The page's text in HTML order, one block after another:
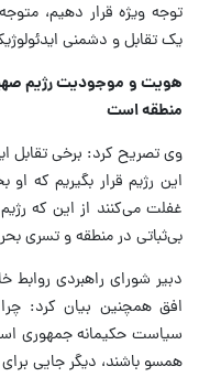
توجه ویژه قرار دهیم،
یک تقابل و دشمنی
هویت و موجودیت رژیم
منطقه است
وی تصریح کرد: برخی تقابل
این رژیم قرار بگیریم که او
غفلت می‌کنند از این که
بی‌ثباتی در منطقه و تسری
دبیر شورای راهبردی روابط
افق همچنین بیان کرد:
سیاست حکیمانه جمهوری
همسو باشند، دیگر جایی